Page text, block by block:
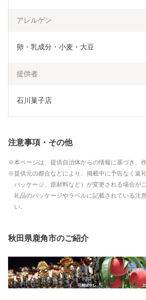
アレルゲン
卵・乳成分・小麦・大豆
提供者
石川菓子店
注意事項・その他
本ページは、提供自治体からの情報に基づき、
提供元の都合などにより、掲載中に予告なく返
パッケージ、原材料など）が変更される場合が
礼品のパッケージやラベルに記載されている注
い。
秋田県鹿角市のご紹介